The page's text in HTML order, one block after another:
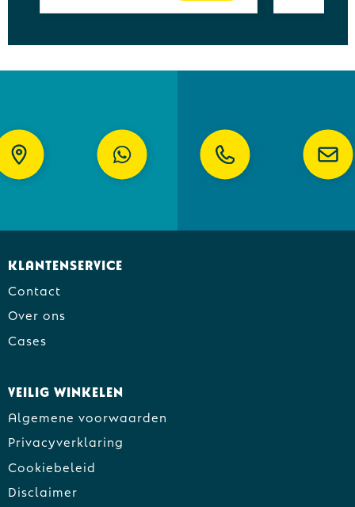
Klantenservice
Contact
Over ons
Cases
Veilig winkelen
Algemene voorwaarden
Privacyverklaring
Cookiebeleid
Disclaimer